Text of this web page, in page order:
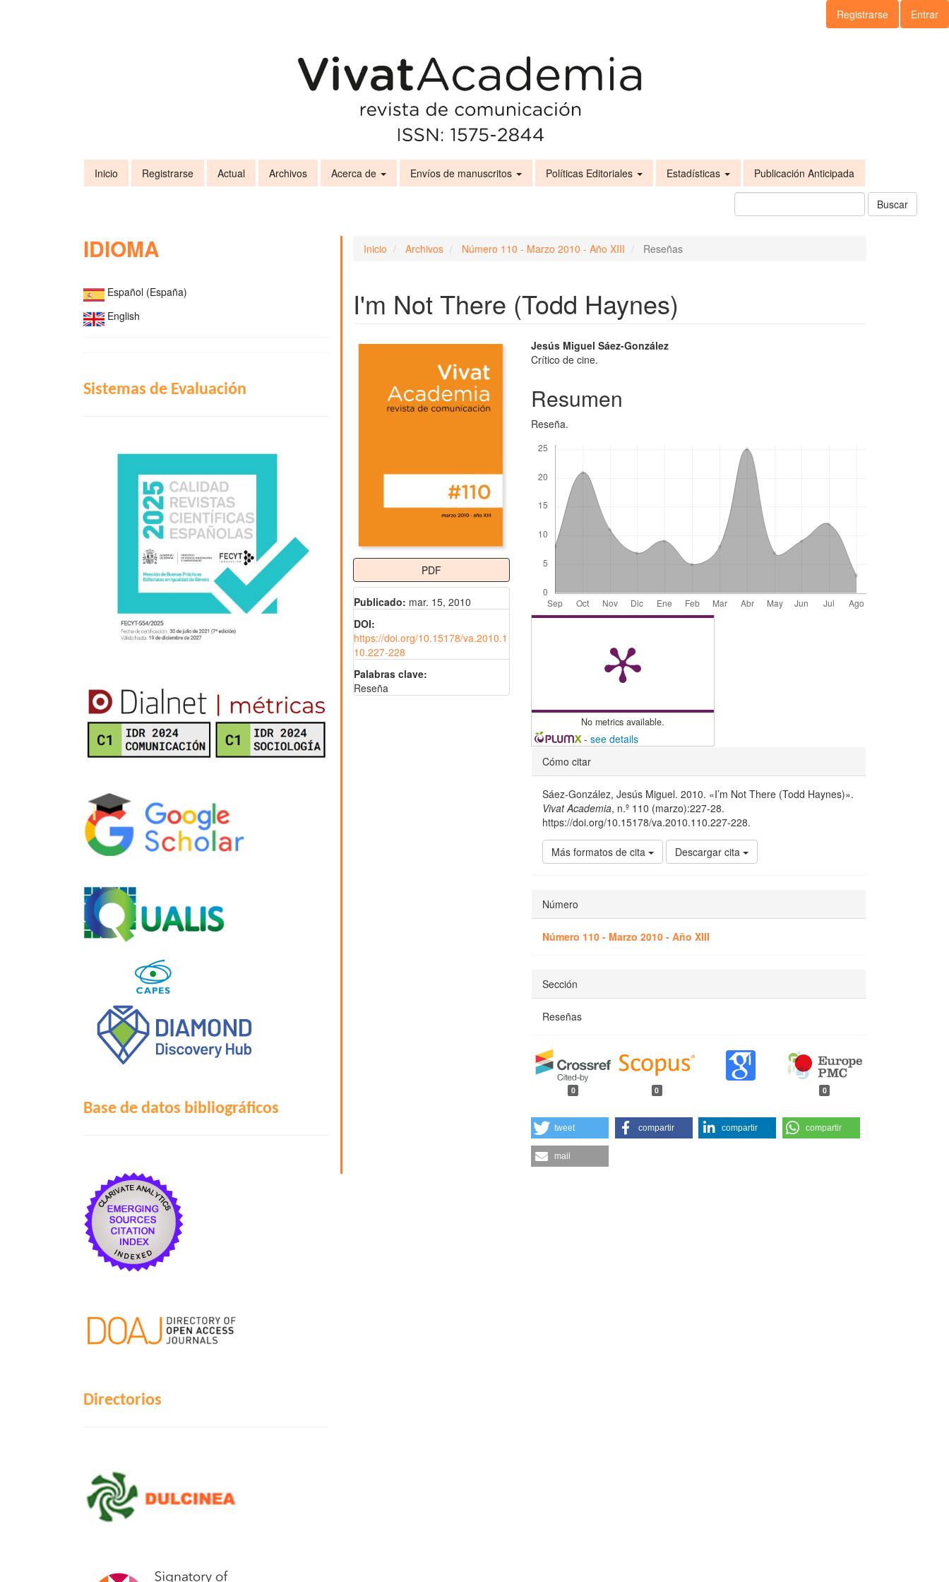
Registrarse Entrar
Inicio Registrarse Actual Archivos Acerca de Envíos de manuscritos Políticas Editoriales Estadísticas Publicación Anticipada
Buscar
Inicio Archivos Número 110 - Marzo 2010 - Año XIII Reseñas
I'm Not There (Todd Haynes)
Barra
artículo
PDF
Publicado: mar. 15, 2010
DOI:
https://doi.org/10.15178/va.2010.1
10.227-228
Palabras clave:
Reseña
Contenido
principal
del
artículo
Jesús Miguel Sáez-González
Crítico de cine.
Resumen
Reseña.
No metrics available.
- see details
Detalles
del
artículo
Cómo citar
Sáez-González, Jesús Miguel. 2010. «I’m Not There (Todd Haynes)».
Vivat Academia, n.º 110 (marzo):227-28.
https://doi.org/10.15178/va.2010.110.227-228.
Más formatos de cita Descargar cita
Número
Número 110 - Marzo 2010 - Año XIII
Sección
Reseñas
0 0 0
tweet compartir compartir compartir
mail
IDIOMA
Español (España)
English
INDIZACIÓN
Sistemas de Evaluación
Base de datos bibliográficos
Directorios